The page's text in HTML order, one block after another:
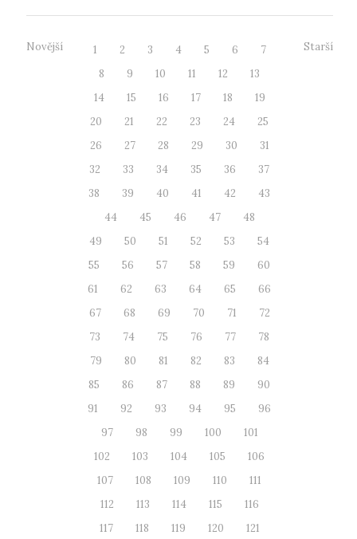
Novější 1 2 3 4 5 6
7
8
9 10 11 12
13
14
15 16 17 18
19
20
21 22 23 24
25
26
27 28 29 30
31
32
33 34 35 36
37
38
39 40 41 42
43
44
45 46 47
48
49
50 51 52 53
54
55
56 57 58 59
60
61
62 63 64 65
66
67
68 69 70 71
72
73
74 75 76 77
78
79
80 81 82 83
84
85
86 87 88 89
90
91
92 93 94 95
96
97
98 99 100
101
102
103 104 105
106
107
108 109 110
111
112
113 114 115
116
117
118 119 120
121
Starší